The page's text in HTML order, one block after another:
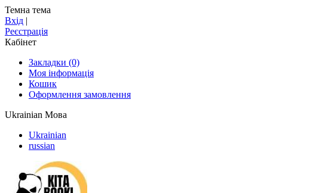
Темна тема
Вхід |
Реєстрація
Кабінет
Закладки (0)
Моя інформація
Кошик
Оформлення замовлення
Ukrainian Мова
Ukrainian
russian